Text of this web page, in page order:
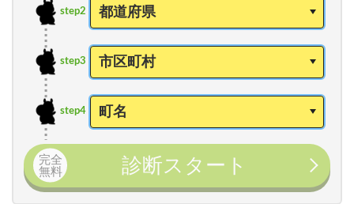
step2
step3
step4
完全
無料
診断スタート